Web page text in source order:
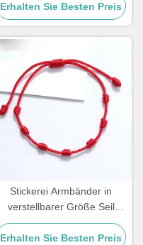
Herrenarmband mit
Tigerauge-Steinperlen
Erhalten Sie Besten Preis
Stickerei Armbänder in
verstellbarer Größe Seil
Bastelarmbänder für Paare
Geschenk 15 - 30cm
Erhalten Sie Besten Preis